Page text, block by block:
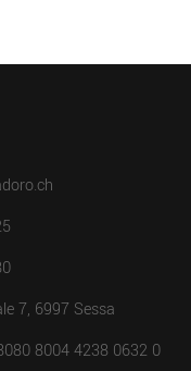
7, 6997 Sessa
8004 4238 0632 0